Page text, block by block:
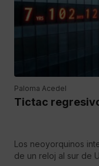
Paloma Acedel
Tictac
Los neoyorquinos
de un reloj al sur de